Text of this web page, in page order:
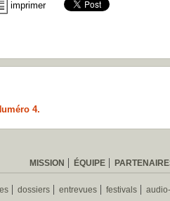
imprimer
4.
MISSION ÉQUIPE
dossiers entrevues festivals